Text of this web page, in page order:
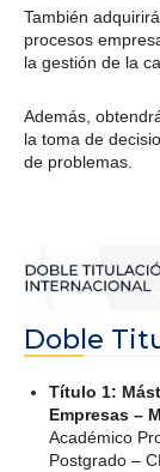
También
procesos
la gestión de la
Además,
la toma de
de problemas.
Doble
Título 1:
Empresas –
Académico
Postgrado –